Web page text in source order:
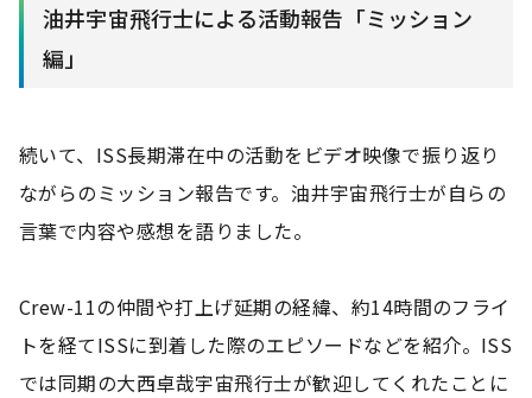
油井宇宙飛行士による活動報告「ミッション
編」
続いて、ISS長期滞在中の活動をビデオ映像で振り返り
ながらのミッション報告です。油井宇宙飛行士が自らの
言葉で内容や感想を語りました。
Crew-11の仲間や打上げ延期の経緯、約14時間のフライ
トを経てISSに到着した際のエピソードなどを紹介。ISS
では同期の大西卓哉宇宙飛行士が歓迎してくれたことに